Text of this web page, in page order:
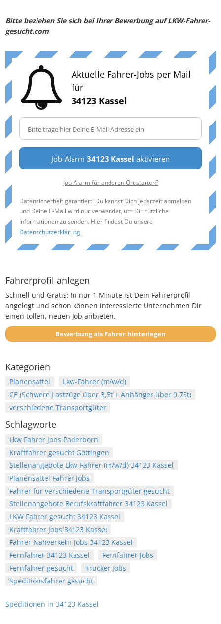
Bitte beziehen Sie sich bei Ihrer Bewerbung auf LKW-Fahrer-
gesucht.com
Aktuelle Fahrer-Jobs per Mail
für
34123 Kassel
Job-Alarm 34123 Kassel aktivieren
Job-Alarm für anderen Ort starten?
Datensicherheit garantiert! Du kannst Dich jederzeit abmelden
und Deine E-Mail wird nur verwendet, um Dir nützliche
Informationen zu senden. Hier findest Du unsere
Datenschutzerklärung.
Fahrerprofil anlegen
Schnell und Gratis: In nur 1 Minute ist Dein Fahrerprofil
angelegt und schon können interessierte Unternehmen Dir
einen tollen, neuen Job anbieten.
Bewerbung als Fahrer hinterlegen
Kategorien
Planensattel
Lkw-Fahrer (m/w/d)
CE (Schwere Lastzüge über 3,5t + Anhänger über 0,75t)
verschiedene Transportgüter
Schlagworte
Lkw Fahrer Jobs Paderborn
Kraftfahrer gesucht Göttingen
Stellenangebote Lkw-Fahrer (m/w/d) 34123 Kassel
Planensattel Fahrer Jobs
Fahrer für verschiedene Transportgüter gesucht
Stellenangebote Berufskraftfahrer 34123 Kassel
LKW Fahrer gesucht 34123 Kassel
Kraftfahrer Jobs 34123 Kassel
Fahrer Nahverkehr Jobs 34123 Kassel
Fernfahrer 34123 Kassel
Fernfahrer Jobs
Fernfahrer gesucht
Trucker Jobs
Speditionsfahrer gesucht
Speditionen in 34123 Kassel